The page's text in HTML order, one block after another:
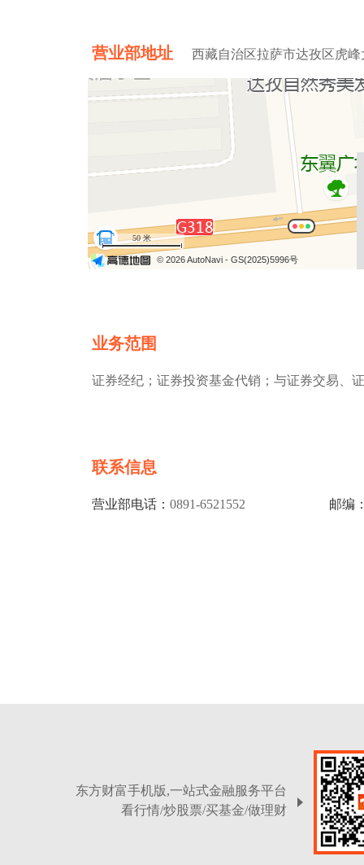
营业部地址 西藏自治区拉萨市达孜区虎
50 米
© 2026 AutoNavi - GS(2025)5996号
业务范围
证券经纪；证券投资基金代销；与证券交易、
联系信息
营业部电话： 0891-6521552 邮编
东方财富手机版,一站式金融服务平台
看行情/炒股票/买基金/做理财